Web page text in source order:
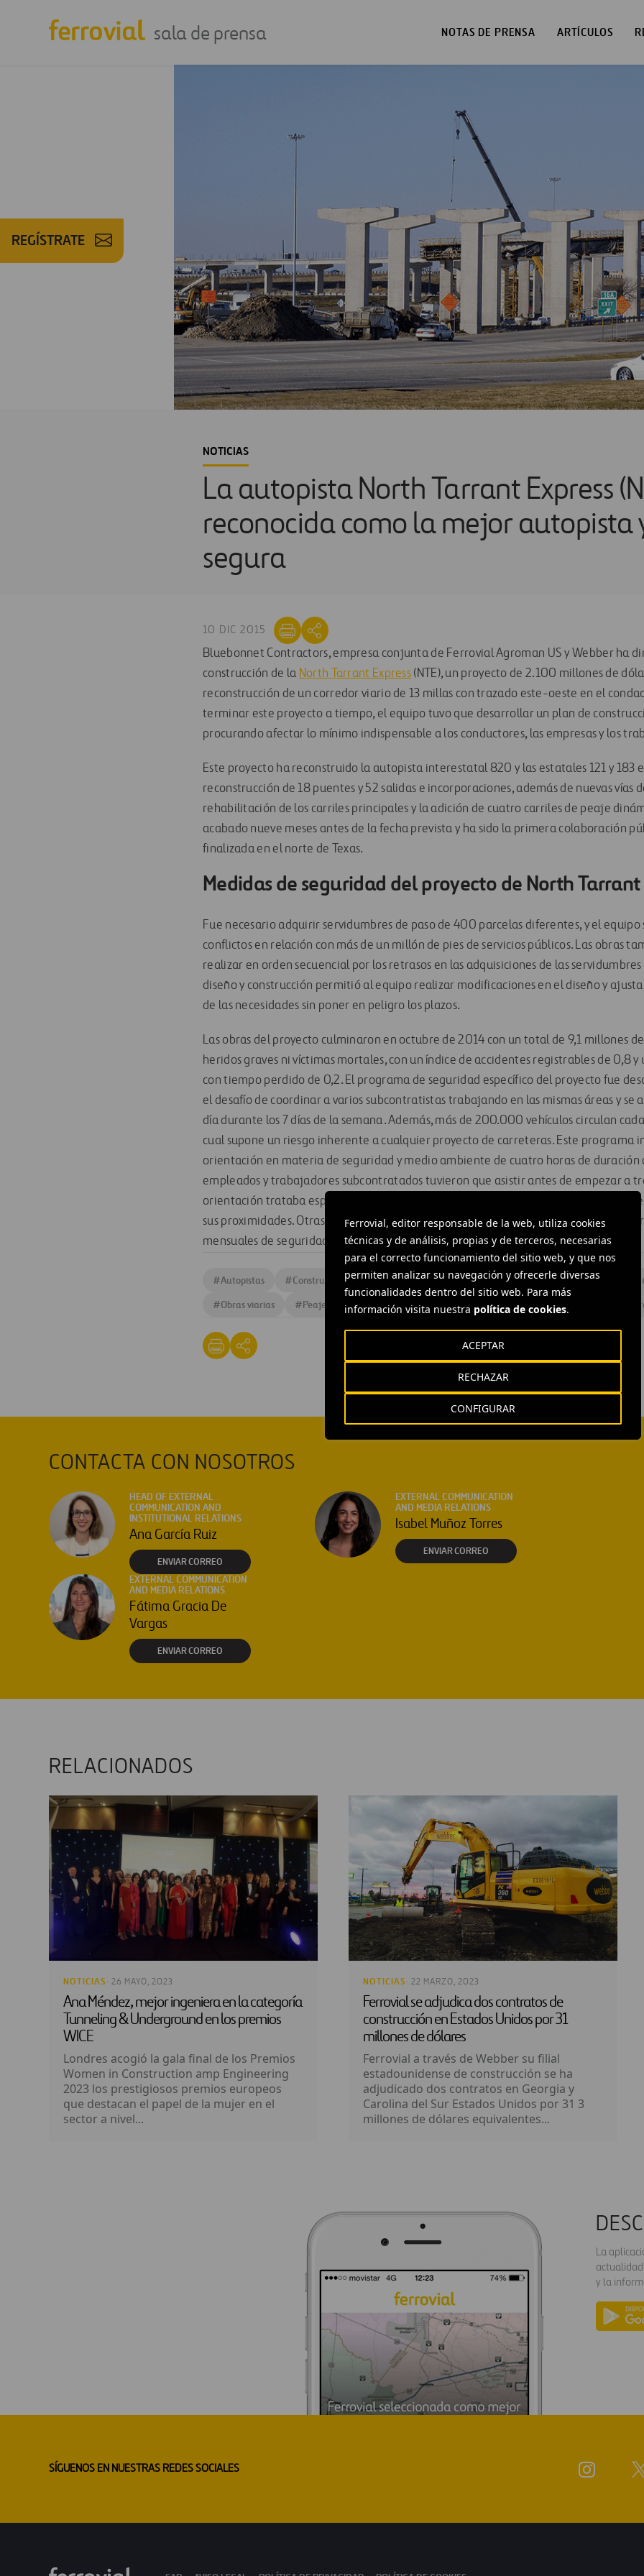
Ferrovial, editor responsable de la web, utiliza cookies
técnicas y de análisis, propias y de terceros, necesarias
para el correcto funcionamiento del sitio web, y que nos
permiten analizar su navegación y ofrecerle diversas
funcionalidades dentro del sitio web. Para más
información visita nuestra política de cookies.
CONFIGURAR
RECHAZAR
ACEPTAR
sala de prensa NOTAS DE PRENSA ARTÍCULOS
REGÍSTRATE
NOTICIAS
La autopista North Tarrant Express
reconocida como la mejor autopista
segura
10 DIC 2015
Bluebonnet Contractors, empresa conjunta de Ferrovial Agroman US y Webber ha
construcción de la North Tarrant Express (NTE), un proyecto de 2.100 millones de
reconstrucción de un corredor viario de 13 millas con trazado este-oeste en el
terminar este proyecto a tiempo, el equipo tuvo que desarrollar un plan de
procurando afectar lo mínimo indispensable a los conductores, las empresas y los
Este proyecto ha reconstruido la autopista interestatal 820 y las estatales 121 y 183
reconstrucción de 18 puentes y 52 salidas e incorporaciones, además de nuevas vías
rehabilitación de los carriles principales y la adición de cuatro carriles de peaje
acabado nueve meses antes de la fecha prevista y ha sido la primera colaboración
finalizada en el norte de Texas.
Medidas de seguridad del proyecto de North Tarrant
Fue necesario adquirir servidumbres de paso de 400 parcelas diferentes, y el equipo
conflictos en relación con más de un millón de pies de servicios públicos. Las obras
realizar en orden secuencial por los retrasos en las adquisiciones de las servidumbres
diseño y construcción permitió al equipo realizar modificaciones en el diseño y
de las necesidades sin poner en peligro los plazos.
Las obras del proyecto culminaron en octubre de 2014 con un total de 9,1 millones
heridos graves ni víctimas mortales, con un índice de accidentes registrables de 0,8 y
con tiempo perdido de 0,2. El programa de seguridad específico del proyecto fue
el desafío de coordinar a varios subcontratistas trabajando en las mismas áreas y se
día durante los 7 días de la semana. Además, más de 200.000 vehículos circulan
cual supone un riesgo inherente a cualquier proyecto de carreteras. Este programa
orientación en materia de seguridad y medio ambiente de cuatro horas de duración
empleados y trabajadores subcontratados tuvieron que asistir antes de empezar a
orientación trataba específicamente de los peligros del tráfico y de cómo trabajar
sus proximidades. Otras medidas de seguridad incluyeron charlas semanales de
mensuales de seguridad para todos los empleados y los supervisores.
#Autopistas #Construcción #Carreteras # Diseño e ingeniería #Infraestructuras
#Obras viarias #Peajes #Proyectos #Estados Unidos #Texas #North Tarrant
CONTACTA CON NOSOTROS
HEAD OF EXTERNAL
COMMUNICATION AND
INSTITUTIONAL RELATIONS
Ana García Ruiz
ENVIAR CORREO
EXTERNAL COMMUNICATION
AND MEDIA RELATIONS
Isabel Muñoz Torres
ENVIAR CORREO
EXTERNAL COMMUNICATION
AND MEDIA RELATIONS
Fátima Gracia De
Vargas
ENVIAR CORREO
RELACIONADOS
NOTICIAS · 26 MAYO, 2023
Ana Méndez, mejor ingeniera en la categoría
Tunneling & Underground en los premios
WICE
Londres acogió la gala final de los Premios
Women in Construction amp Engineering
2023 los prestigiosos premios europeos
que destacan el papel de la mujer en el
sector a nivel...
NOTICIAS · 22 MARZO, 2023
Ferrovial se adjudica dos contratos de
construcción en Estados Unidos por 31
millones de dólares
Ferrovial a través de Webber su filial
estadounidense de construcción se ha
adjudicado dos contratos en Georgia y
Carolina del Sur Estados Unidos por 31 3
millones de dólares equivalentes...
La
y la
SÍGUENOS EN NUESTRAS REDES SOCIALES